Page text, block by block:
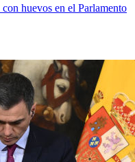
huevos en el Parlamento